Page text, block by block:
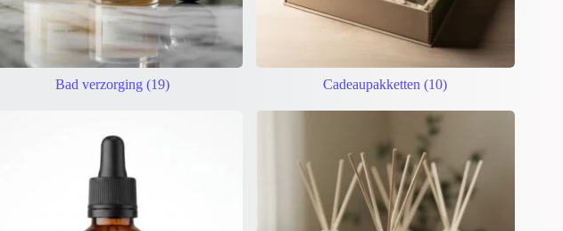
Bad verzorging(19) Cadeaupakketten(10)